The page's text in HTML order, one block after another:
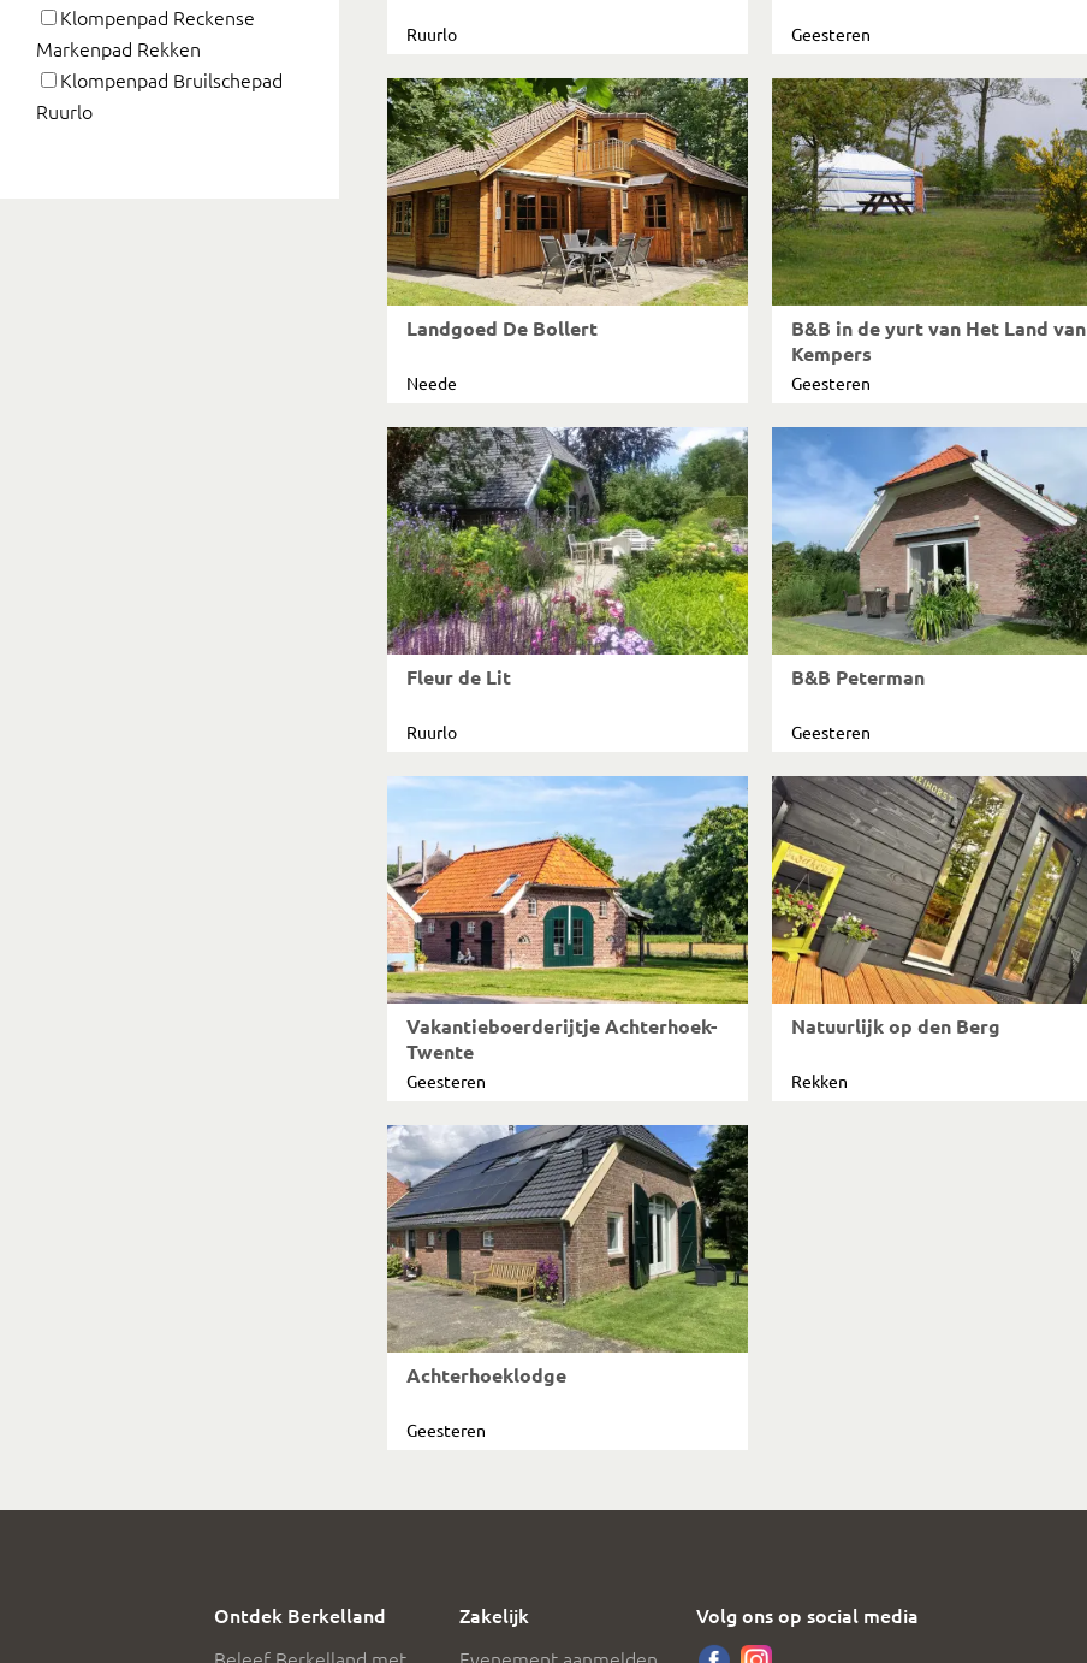
Klompenpad Reckense
Markenpad Rekken
Klompenpad Bruilschepad
Ruurlo
Ruurlo Geesteren
Landgoed De Bollert
Neede
B&B in de yurt van Het Land van
Kempers
Geesteren
Fleur de Lit
Ruurlo
B&B Peterman
Geesteren
Vakantieboerderijtje Achterhoek-
Twente
Geesteren
Natuurlijk op den Berg
Rekken
Achterhoeklodge
Geesteren
Ontdek Berkelland
Zakelijk
Volg ons op social media